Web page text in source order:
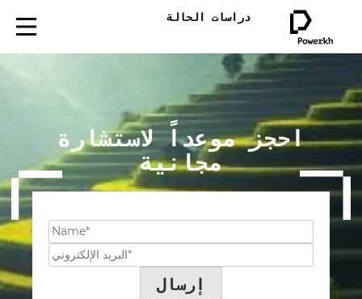
دراسات الحالة
احجز موعداً لاستشارة
مجانية